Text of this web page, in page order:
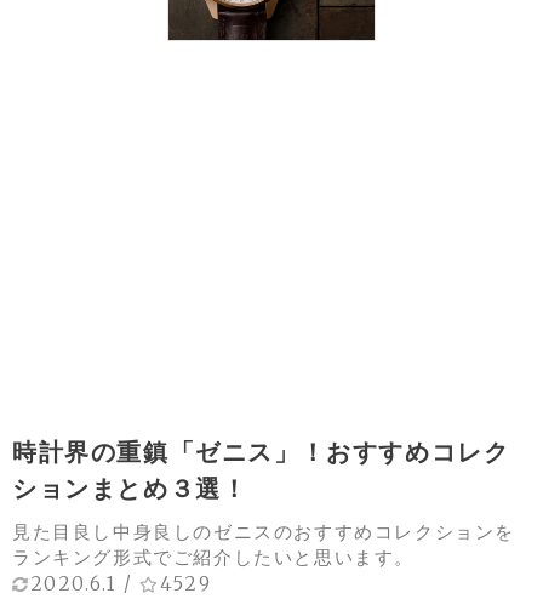
時計界の重鎮「ゼニス」！おすすめコレク
ションまとめ３選！
見た目良し中身良しのゼニスのおすすめコレクションを
ランキング形式でご紹介したいと思います。
2020.6.1 / 4529